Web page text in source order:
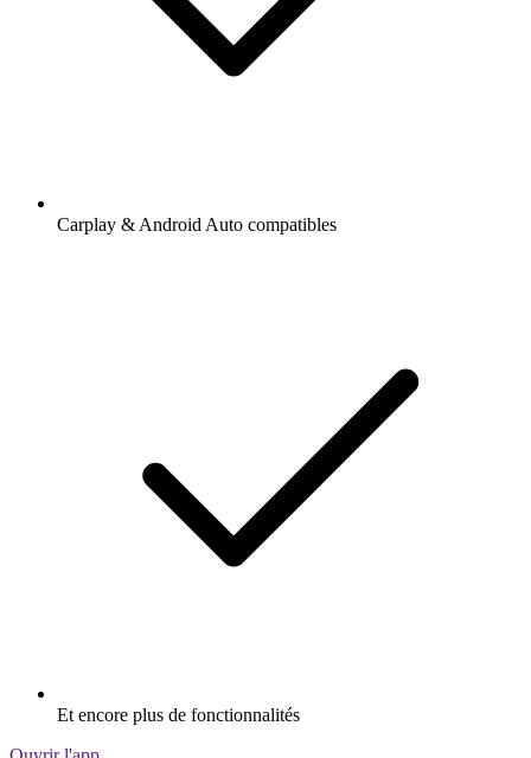
Carplay & Android Auto compatibles
Et encore plus de fonctionnalités